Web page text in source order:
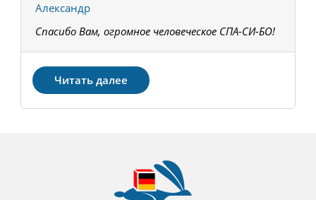
Александр
Спасибо Вам, огромное человеческое СПА-СИ-БО!
Читать далее